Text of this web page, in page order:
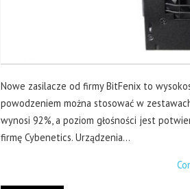
Nowe zasilacze od firmy BitFenix to
powodzeniem można stosować w
wynosi 92%, a poziom głośności jest
firmę Cybenetics. Urządzenia…